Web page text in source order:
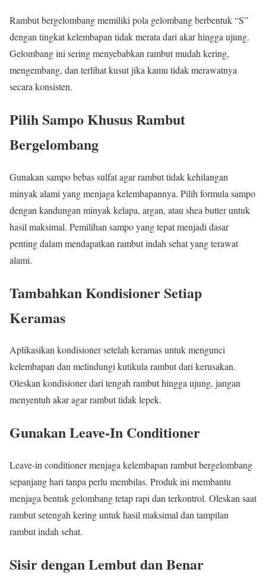
Rambut bergelombang memiliki pola gelombang berbentuk “S”
dengan tingkat kelembapan tidak merata dari akar hingga ujung.
Gelombang ini sering menyebabkan rambut mudah kering,
mengembang, dan terlihat kusut jika kamu tidak merawatnya
secara konsisten.
Pilih Sampo Khusus Rambut
Bergelombang
Gunakan sampo bebas sulfat agar rambut tidak kehilangan
minyak alami yang menjaga kelembapannya. Pilih formula sampo
dengan kandungan minyak kelapa, argan, atau shea butter untuk
hasil maksimal. Pemilihan sampo yang tepat menjadi dasar
penting dalam mendapatkan rambut indah sehat yang terawat
alami.
Tambahkan Kondisioner Setiap
Keramas
Aplikasikan kondisioner setelah keramas untuk mengunci
kelembapan dan melindungi kutikula rambut dari kerusakan.
Oleskan kondisioner dari tengah rambut hingga ujung, jangan
menyentuh akar agar rambut tidak lepek.
Gunakan Leave-In Conditioner
Leave-in conditioner menjaga kelembapan rambut bergelombang
sepanjang hari tanpa perlu membilas. Produk ini membantu
menjaga bentuk gelombang tetap rapi dan terkontrol. Oleskan saat
rambut setengah kering untuk hasil maksimal dan tampilan
rambut indah sehat.
Sisir dengan Lembut dan Benar